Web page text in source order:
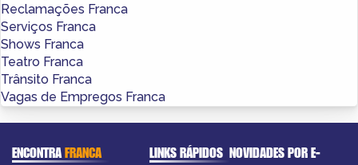
Reclamações Franca
Serviços Franca
Shows Franca
Teatro Franca
Trânsito Franca
Vagas de Empregos Franca
ENCONTRAFRANCA LINKS RÁPIDOS NOVIDADES POR E-